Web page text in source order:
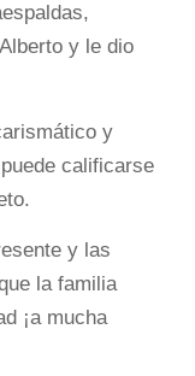
y le dio
y
calificarse
y las
la familia
¡a mucha